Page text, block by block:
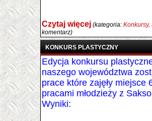
Czytaj więcej (kategoria: Konkursy,
komentarz)
KONKURS PLASTYCZNY
Edycja konkursu
naszego województwa
prace które zajęły miejsce
pracami młodzieży z
Wyniki: